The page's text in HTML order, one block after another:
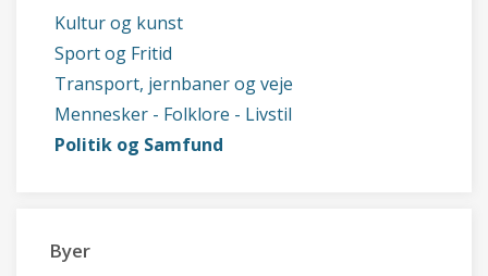
Kultur og kunst
Sport og Fritid
Transport, jernbaner og veje
Mennesker - Folklore - Livstil
Politik og Samfund
Byer